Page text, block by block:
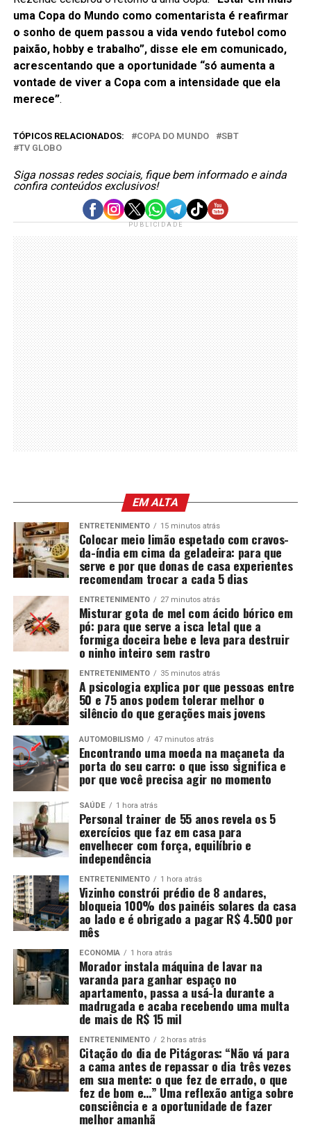
uma Copa do Mundo como comentarista é reafirmar
o sonho de quem passou a vida vendo futebol como
paixão, hobby e trabalho”, disse ele em comunicado,
acrescentando que a oportunidade “só aumenta a
vontade de viver a Copa com a intensidade que ela
merece”.
TÓPICOS RELACIONADOS: COPA DO MUNDO
SBT
TV GLOBO
Siga nossas redes sociais, fique bem informado e ainda
confira conteúdos exclusivos!
PUBLICIDADE
EM ALTA
ENTRETENIMENTO 15 minutos atrás
Colocar meio limão espetado com cravos-
da-índia em cima da geladeira: para que
serve e por que donas de casa experientes
recomendam trocar a cada 5 dias
ENTRETENIMENTO 27 minutos atrás
Misturar gota de mel com ácido bórico em
pó: para que serve a isca letal que a
formiga doceira bebe e leva para destruir
o ninho inteiro sem rastro
ENTRETENIMENTO 35 minutos atrás
A psicologia explica por que pessoas entre
50 e 75 anos podem tolerar melhor o
silêncio do que gerações mais jovens
AUTOMOBILISMO 47 minutos atrás
Encontrando uma moeda na maçaneta da
porta do seu carro: o que isso significa e
por que você precisa agir no momento
SAÚDE 1 hora atrás
Personal trainer de 55 anos revela os 5
exercícios que faz em casa para
envelhecer com força, equilíbrio e
independência
ENTRETENIMENTO 1 hora atrás
Vizinho constrói prédio de 8 andares,
bloqueia 100% dos painéis solares da casa
ao lado e é obrigado a pagar R$ 4.500 por
mês
ECONOMIA 1 hora atrás
Morador instala máquina de lavar na
varanda para ganhar espaço no
apartamento, passa a usá-la durante a
madrugada e acaba recebendo uma multa
de mais de R$ 15 mil
ENTRETENIMENTO 2 horas atrás
Citação do dia de Pitágoras: “Não vá para
a cama antes de repassar o dia três vezes
em sua mente: o que fez de errado, o que
fez de bom e…” Uma reflexão antiga sobre
consciência e a oportunidade de fazer
melhor amanhã